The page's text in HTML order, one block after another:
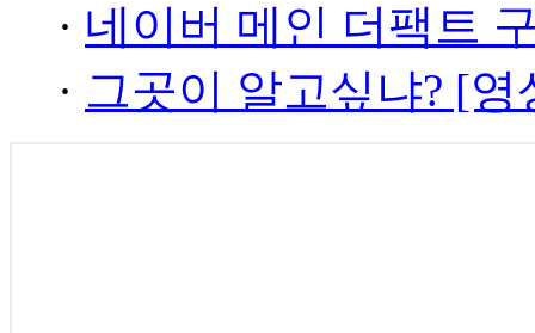
· 네이버 메인 더팩트
· 그곳이 알고싶냐? [